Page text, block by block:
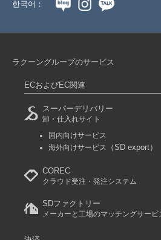
한국어：
ラクーングループのサービス
ECおよびEC関連
スーパーデリバリー
卸・仕入れサイト
国内向けサービス
海外向けサービス
（SD export）
COREC
クラウド受注・発注システム
SDファクトリー
メーカーと工場のマッチングサービ